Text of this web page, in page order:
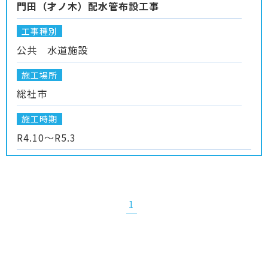
門田（才ノ木）配水管布設工事
工事種別
公共 水道施設
施工場所
総社市
施工時期
R4.10～R5.3
1